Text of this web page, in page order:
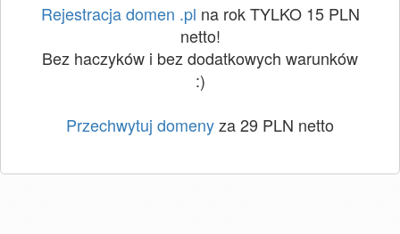
Rejestracja domen .pl na rok TYLKO 15 PLN
netto!
Bez haczyków i bez dodatkowych warunków
:)
Przechwytuj domenyza 29 PLN netto